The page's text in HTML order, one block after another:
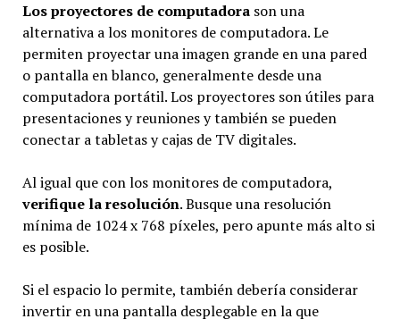
Los proyectores de computadorason una
alternativa a los monitores de computadora. Le
permiten proyectar una imagen grande en una pared
o pantalla en blanco, generalmente desde una
computadora portátil. Los proyectores son útiles para
presentaciones y reuniones y también se pueden
conectar a tabletas y cajas de TV digitales.
Al igual que con los monitores de computadora,
verifique la resolución. Busque una resolución
mínima de 1024 x 768 píxeles, pero apunte más alto si
es posible.
Si el espacio lo permite, también debería considerar
invertir en una pantalla desplegable en la que